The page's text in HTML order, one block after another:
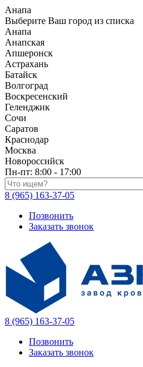
Анапа
Выберите Ваш город из списка
Анапа
Анапская
Апшеронск
Астрахань
Батайск
Волгоград
Воскресенский
Геленджик
Сочи
Саратов
Краснодар
Москва
Новороссийск
Пн-пт: 8:00 - 17:00
Поиск по каталогу
8 (965) 163-37-05
Позвонить
Заказать звонок
8 (965) 163-37-05
Позвонить
Заказать звонок